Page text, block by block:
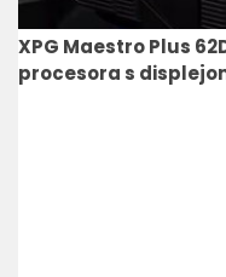
XPG Maestro Plus
procesora s